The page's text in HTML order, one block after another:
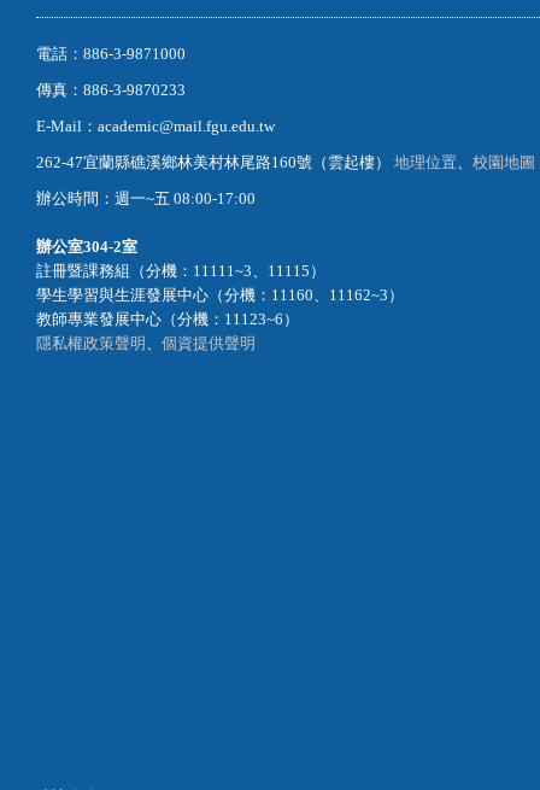
電話：886-3-9871000
傳真：886-3-9870233
E-Mail：academic@mail.fgu.edu.tw
262-47宜蘭縣礁溪鄉林美村林尾路160號（雲起樓） 地理位置、 校園地圖
辦公時間：週一~五 08:00-17:00
辦公室304-2室
註冊暨課務組（分機：11111~3、11115）
學生學習與生涯發展中心（分機：11160、11162~3）
教師專業發展中心（分機：11123~6）
隱私權政策聲明 、 個資提供聲明